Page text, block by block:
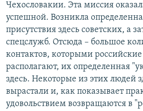
Чехословакии. Эта миссия
успешной. Возникла
присутствия здесь советских, а
спецслужб. Отсюда – большое
контактов, которыми
располагают, их определенная
здесь. Некоторые из этих людей
вырастали и, как показывает
удовольствием возвращаются в